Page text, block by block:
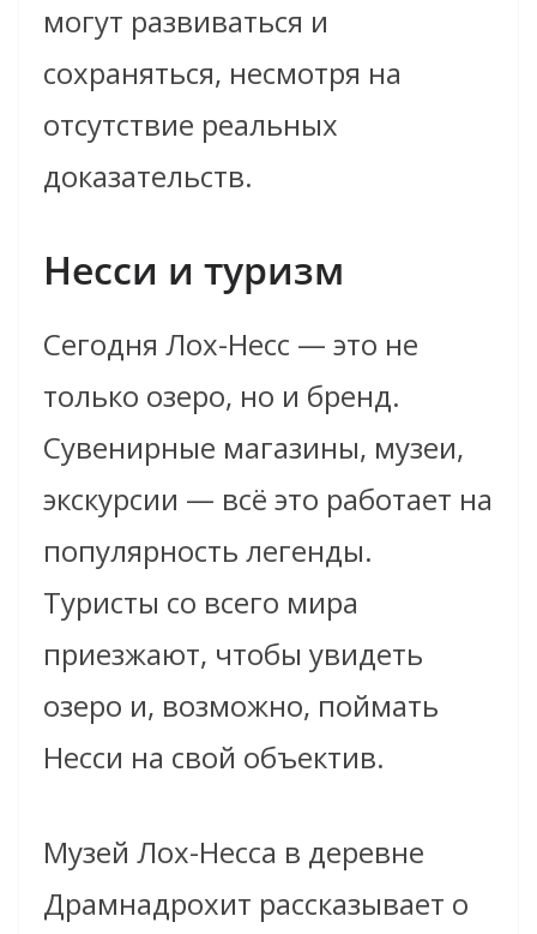
могут развиваться и
сохраняться, несмотря на
отсутствие реальных
доказательств.
Несси и туризм
Сегодня Лох-Несс — это не
только озеро, но и бренд.
Сувенирные магазины, музеи,
экскурсии — всё это работает на
популярность легенды.
Туристы со всего мира
приезжают, чтобы увидеть
озеро и, возможно, поймать
Несси на свой объектив.
Музей Лох-Несса в деревне
Драмнадрохит рассказывает о